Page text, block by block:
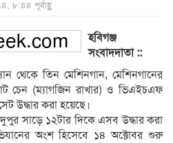
৮:৪৪ পূর্বাহ্ণ
হবিগঞ্জ
সংবাদদাতা ::
থেকে তিন মেশিনগান, মেশিনগানের
চেন (ম্যাগজিন রাখার) ও ভিএইচএফ
উদ্ধার করা হয়েছে।
সাড়ে ১২টার দিকে এসব উদ্ধার করা
অংশ হিসেবে ১৪ অক্টোবর শুরু